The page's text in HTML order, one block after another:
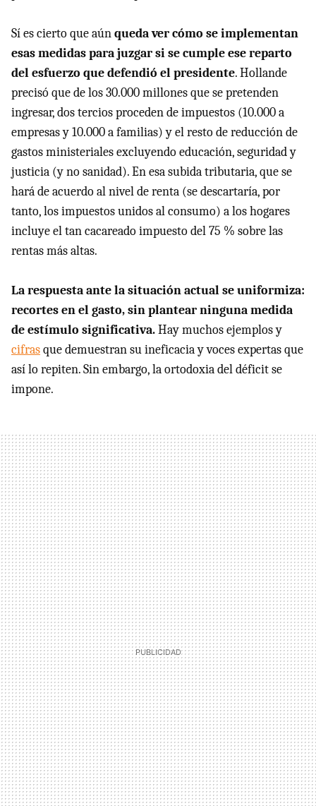
Sí es cierto que aúnqueda ver cómo se implementan
esas medidas para juzgar si se cumple ese reparto
del esfuerzo que defendió el presidente. Hollande
precisó que de los 30.000 millones que se pretenden
ingresar, dos tercios proceden de impuestos (10.000 a
empresas y 10.000 a familias) y el resto de reducción de
gastos ministeriales excluyendo educación, seguridad y
justicia (y no sanidad). En esa subida tributaria, que se
hará de acuerdo al nivel de renta (se descartaría, por
tanto, los impuestos unidos al consumo) a los hogares
incluye el tan cacareado impuesto del 75 % sobre las
rentas más altas.
La respuesta ante la situación actual se uniformiza:
recortes en el gasto, sin plantear ninguna medida
de estímulo significativa.Hay muchos ejemplos y
cifrasque demuestran su ineficacia y voces expertas que
así lo repiten. Sin embargo, la ortodoxia del déficit se
impone.